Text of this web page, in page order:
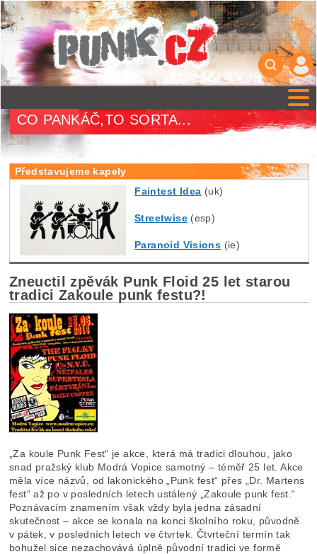
CO PANKÁČ,TO SORTA...
Představujeme kapely
Faintest Idea (uk)
Streetwise(esp)
Paranoid Visions (ie)
Zneuctil zpěvák Punk Floid 25 let starou
tradici Zakoule punk festu?!
„Za koule Punk Fest“ je akce, která má tradici dlouhou, jako
snad pražský klub Modrá Vopice samotný – téměř 25 let. Akce
měla více názvů, od lakonického „Punk fest“ přes „Dr. Martens
fest“ až po v posledních letech ustálený „Zakoule punk fest.“
Poznávacím znamením však vždy byla jedna zásadní
skutečnost – akce se konala na konci školního roku, původně
v pátek, v posledních letech ve čtvrtek. Čtvrteční termín tak
bohužel sice nezachovává úplně původní tradici ve formě